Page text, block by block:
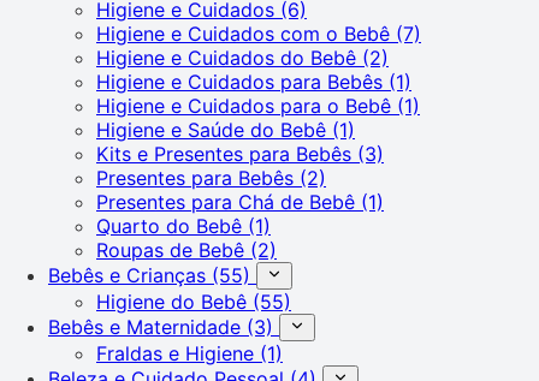
Higiene e Cuidados (6)
Higiene e Cuidados com o Bebê (7)
Higiene e Cuidados do Bebê (2)
Higiene e Cuidados para Bebês (1)
Higiene e Cuidados para o Bebê (1)
Higiene e Saúde do Bebê (1)
Kits e Presentes para Bebês (3)
Presentes para Bebês (2)
Presentes para Chá de Bebê (1)
Quarto do Bebê (1)
Roupas de Bebê (2)
Bebês e Crianças (55)
Higiene do Bebê (55)
Bebês e Maternidade (3)
Fraldas e Higiene (1)